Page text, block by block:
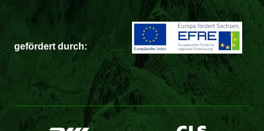
gefördert durch: